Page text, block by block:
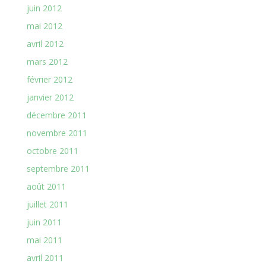
juin 2012
mai 2012
avril 2012
mars 2012
février 2012
janvier 2012
décembre 2011
novembre 2011
octobre 2011
septembre 2011
août 2011
juillet 2011
juin 2011
mai 2011
avril 2011